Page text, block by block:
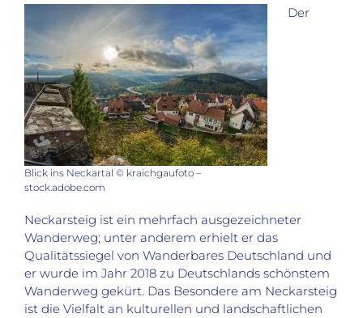
Blick ins Neckartal © kraichgaufoto –
stock.adobe.com
Der
Neckarsteig ist ein mehrfach ausgezeichneter
Wanderweg; unter anderem erhielt er das
Qualitätssiegel von Wanderbares Deutschland und
er wurde im Jahr 2018 zu Deutschlands schönstem
Wanderweg gekürt. Das Besondere am Neckarsteig
ist die Vielfalt an kulturellen und landschaftlichen